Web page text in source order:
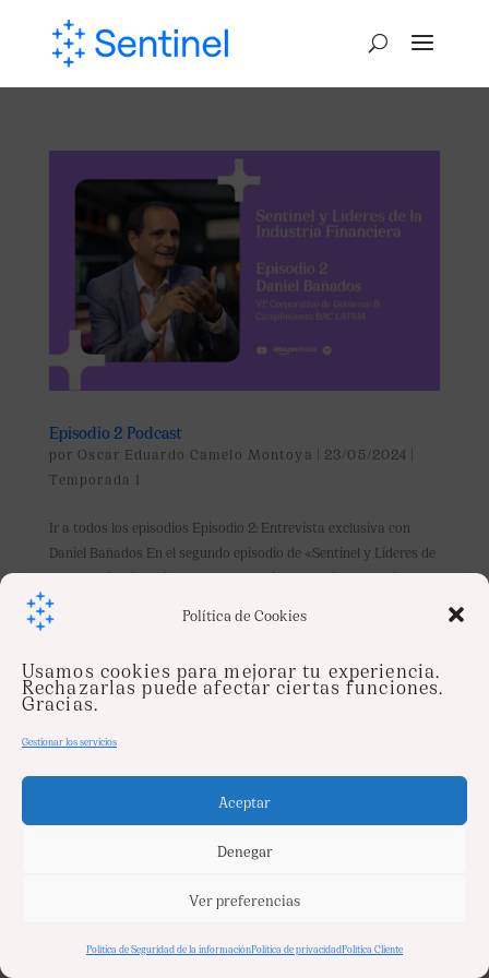
Política de Cookies
Usamos cookies para mejorar tu experiencia.
Rechazarlas puede afectar ciertas funciones.
Gracias.
Gestionar los servicios
Aceptar
Denegar
Ver preferencias
Política de Seguridad de la informaciónPolítica de privacidadPolítica Cliente
Episodio 2 Podcast
porOscar Eduardo Camelo Montoya | 23/05/2024 |
Temporada 1
Ir a todos los episodios Episodio 2: Entrevista exclusiva con
Daniel Bañados En el segundo episodio de «Sentinel y Líderes de
la Industria Financiera», Alberto Padilla entrevista a Daniel
Bañados, Vicepresidente Corporativo de Gobierno &
Cumplimiento de uno de los...